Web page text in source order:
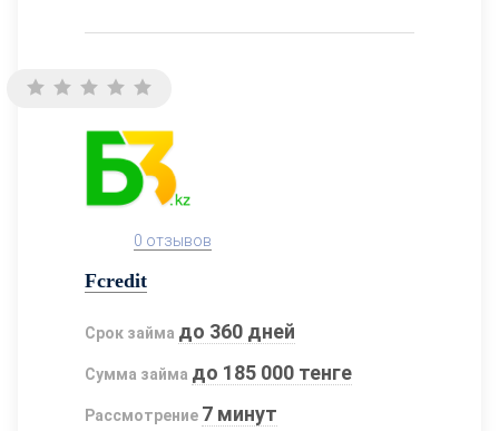
0 отзывов
Fcredit
Срок займа до 360 дней
Сумма займа до 185 000 тенге
Рассмотрение 7 минут